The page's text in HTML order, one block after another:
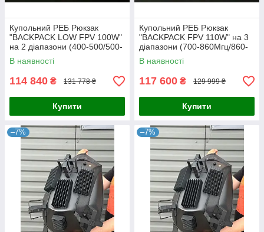
Купольний РЕБ Рюкзак
"BACKPACK LOW FPV 100W"
на 2 діапазони (400-500/500-
600 МГц)
В наявності
114 840 ₴ 131 778 ₴
Купити
Купольний РЕБ Рюкзак
"BACKPACK FPV 110W" на 3
діапазони (700-860Мгц/860-
1020Мгц/2400Мгц)
В наявності
117 600 ₴ 129 999 ₴
Купити
–7% –7%